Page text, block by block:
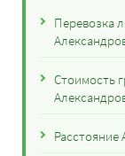
Перевозка
Стоимость
Расстояние